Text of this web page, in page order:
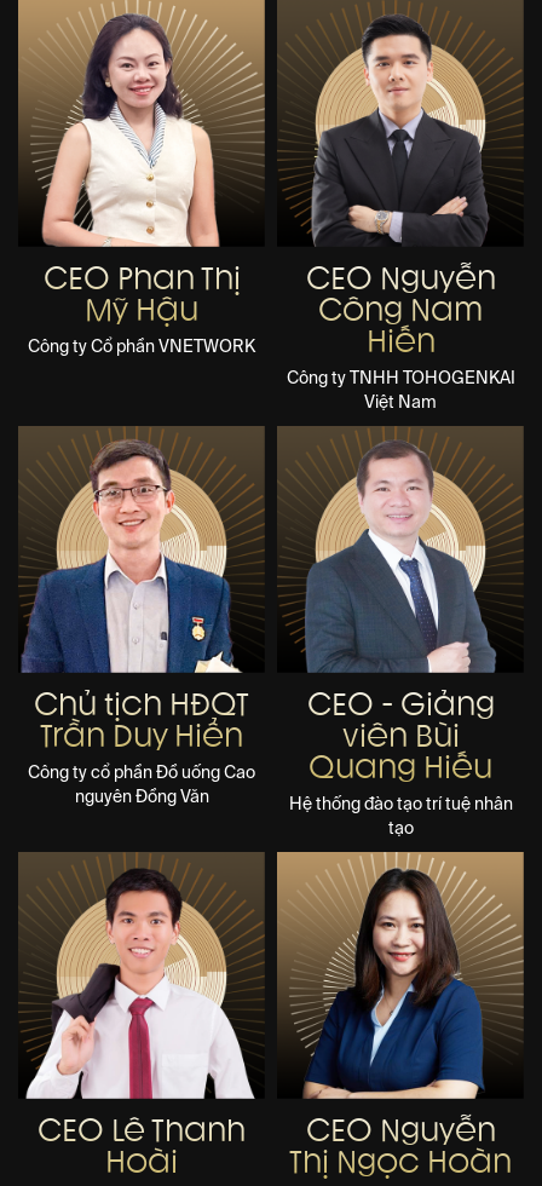
CEO Phan Thị
Mỹ Hậu
Công ty Cổ phần VNETWORK
CEO Nguyễn
Công Nam
Hiến
Công ty TNHH TOHOGENKAI
Việt Nam
Chủ tịch HĐQT
Trần Duy Hiển
Công ty cổ phần Đồ uống Cao
nguyên Đồng Văn
CEO - Giảng
viên Bùi
Quang Hiếu
Hệ thống đào tạo trí tuệ nhân
tạo
CEO Lê Thanh
Hoài
CEO Nguyễn
Thị Ngọc Hoàn